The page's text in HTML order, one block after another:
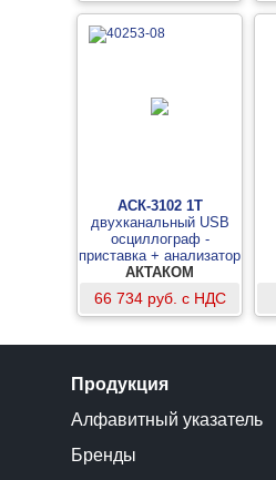
АСК-3102 1Т
двухканальный USB
осциллограф -
приставка + анализатор
спектра
АКТАКОМ
66 734 руб. с НДС
Продукция
Алфавитный указатель
Бренды